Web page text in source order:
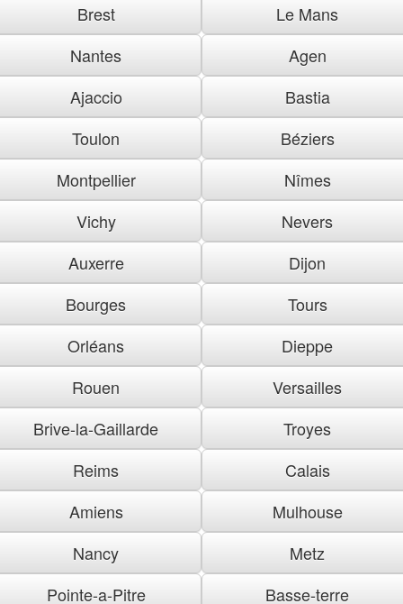
Brest
Le Mans
Nantes
Agen
Ajaccio
Bastia
Toulon
Béziers
Montpellier
Nîmes
Vichy
Nevers
Auxerre
Dijon
Bourges
Tours
Orléans
Dieppe
Rouen
Versailles
Brive-la-Gaillarde
Troyes
Reims
Calais
Amiens
Mulhouse
Nancy
Metz
Pointe-a-Pitre
Basse-terre